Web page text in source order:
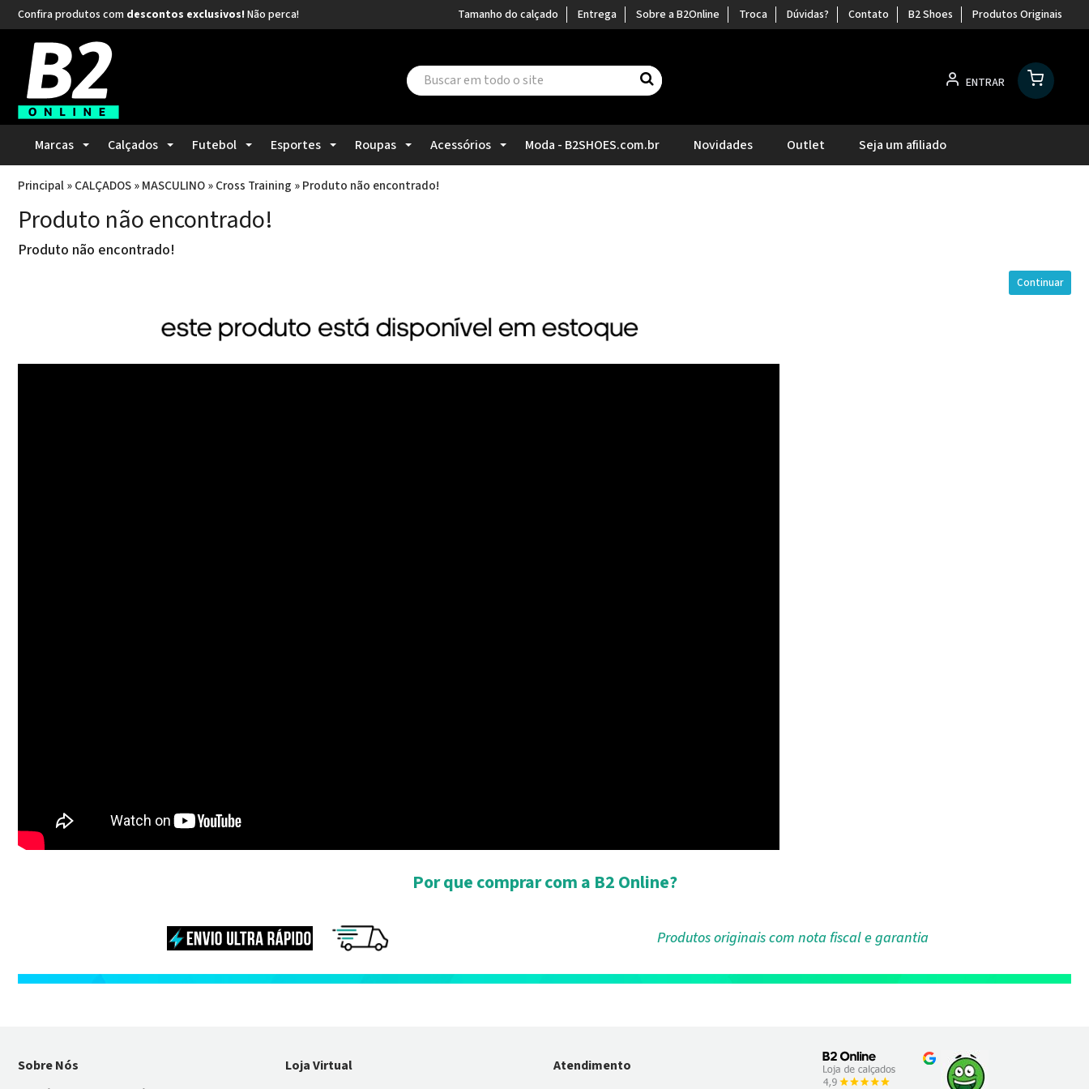
Confira produtos com descontos exclusivos! Não perca! Tamanho do calçado Entrega Sobre a B2Online Troca Dúvidas? Contato B2 Shoes Produtos Originais
ENTRAR
Marcas Calçados Futebol Esportes Roupas Acessórios Moda - B2SHOES.com.br Novidades Outlet Seja um afiliado
Principal»CALÇADOS»MASCULINO»Cross Training »Produto não encontrado!
Produto não encontrado!
Produto não encontrado!
Continuar
Por que comprar com a B2 Online?
Produtos originais com nota fiscal e garantia
Sobre Nós Loja Virtual Atendimento